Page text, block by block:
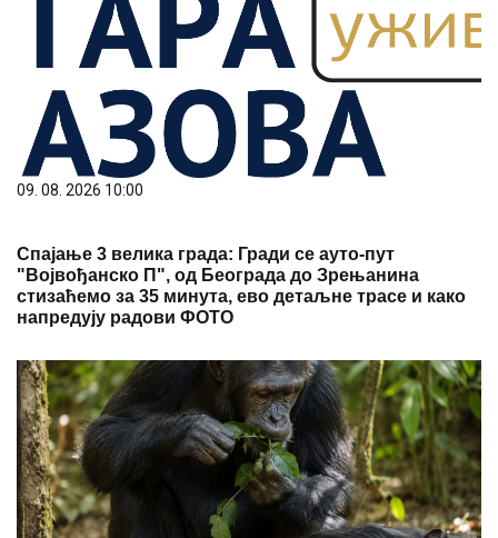
09. 08. 2026 10:00
Спајање 3 велика града: Гради се ауто-пут
"Војвођанско П", од Београда до Зрењанина
стизаћемо за 35 минута, ево детаљне трасе и како
напредују радови ФОТО